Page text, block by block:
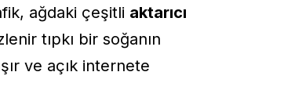
ağdaki çeşitli aktarıcı
tıpkı bir soğanın
ve açık internete